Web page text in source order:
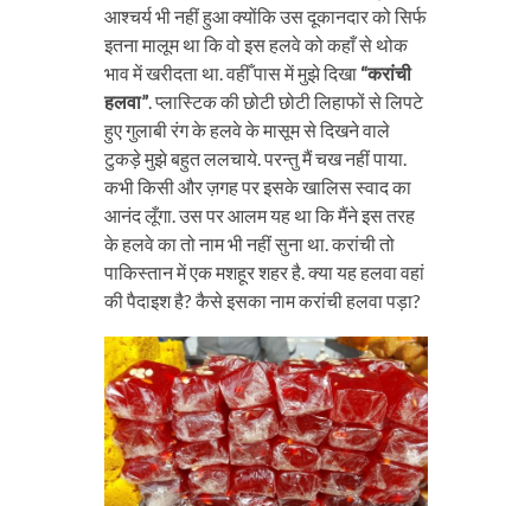
आश्चर्य भी नहीं हुआ क्योंकि उस दूकानदार को सिर्फ
इतना मालूम था कि वो इस हलवे को कहाँ से थोक
भाव में खरीदता था. वहीँ पास में मुझे दिखा “करांची
हलवा”. प्लास्टिक की छोटी छोटी लिहाफों से लिपटे
हुए गुलाबी रंग के हलवे के मासूम से दिखने वाले
टुकड़े मुझे बहुत ललचाये. परन्तु मैं चख नहीं पाया.
कभी किसी और ज़गह पर इसके खालिस स्वाद का
आनंद लूँगा. उस पर आलम यह था कि मैंने इस तरह
के हलवे का तो नाम भी नहीं सुना था. करांची तो
पाकिस्तान में एक मशहूर शहर है. क्या यह हलवा वहां
की पैदाइश है? कैसे इसका नाम करांची हलवा पड़ा?